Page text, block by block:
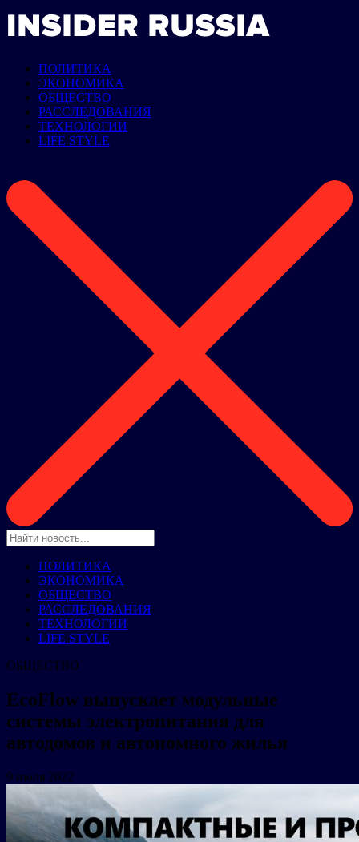
ПОЛИТИКА
ЭКОНОМИКА
ОБЩЕСТВО
РАССЛЕДОВАНИЯ
ТЕХНОЛОГИИ
LIFE STYLE
ПОЛИТИКА
ЭКОНОМИКА
ОБЩЕСТВО
РАССЛЕДОВАНИЯ
ТЕХНОЛОГИИ
LIFE STYLE
ОБЩЕСТВО
EcoFlow выпускает модульные
системы электропитания для
автодомов и автономного жилья
9 июля 2022